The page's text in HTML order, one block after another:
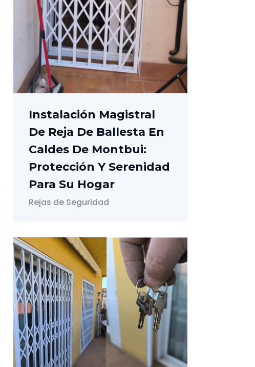
Instalación Magistral
De Reja De Ballesta En
Caldes De Montbui:
Protección Y Serenidad
Para Su Hogar
Rejas de Seguridad